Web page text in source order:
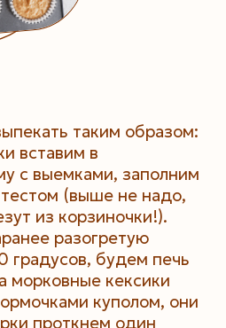
таким образом:
вставим в
с выемками, заполним
(выше не надо,
из корзиночки!).
разогретую
градусов, будем печь
морковные кексики
куполом, они
проткнем один